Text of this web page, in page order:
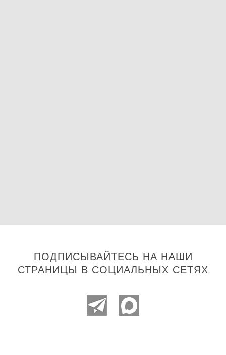
ПОДПИСЫВАЙТЕСЬ НА НАШИ
СТРАНИЦЫ В СОЦИАЛЬНЫХ СЕТЯХ